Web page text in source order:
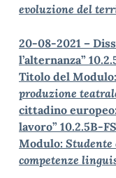
evoluzione del
20-08-2021 –
l’alternanza”
Titolo del Modulo:
produzione t
cittadino
lavoro” 10.2.5B-
Modulo: Studente
competenze